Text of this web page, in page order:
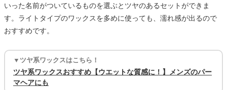
いった名前がついているものを選ぶとツヤのあるセットができま
す。ライトタイプのワックスを多めに使っても、濡れ感が出るので
おすすめです。
▼ツヤ系ワックスはこちら！
ツヤ系ワックスおすすめ【ウエットな質感に！】メンズのパー
マヘアにも